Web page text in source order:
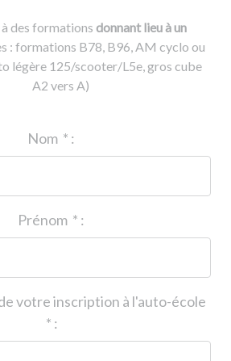
des formations donnant lieu à un
: formations B78, B96, AM cyclo ou
légère 125/scooter/L5e, gros cube
A2 vers A)
* :
* :
votre inscription à l'auto-école
* :